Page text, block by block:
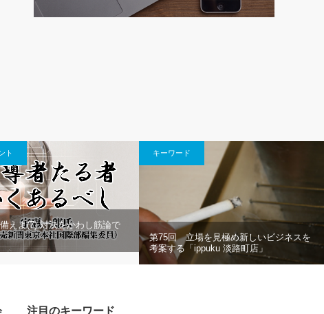
ト
えよ(7) 対決をかわし筋論で
キーワード
第75回 立場を見極め新しいビジネスを
考案する「ippuku 淡路町店」
注目のキーワード